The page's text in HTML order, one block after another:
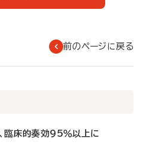
前のページに戻る
、臨床的奏効95％以上に